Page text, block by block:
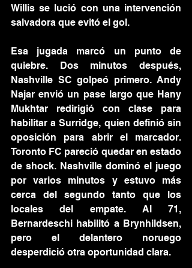
Willis se lució con una intervención
salvadora que evitó el gol.
Esa jugada marcó un punto de
quiebre. Dos minutos después,
Nashville SC golpeó primero. Andy
Najar envió un pase largo que Hany
Mukhtar redirigió con clase para
habilitar a Surridge, quien definió sin
oposición para abrir el marcador.
Toronto FC pareció quedar en estado
de shock. Nashville dominó el juego
por varios minutos y estuvo más
cerca del segundo tanto que los
locales del empate. Al 71,
Bernardeschi habilitó a Brynhildsen,
pero el delantero noruego
desperdició otra oportunidad clara.